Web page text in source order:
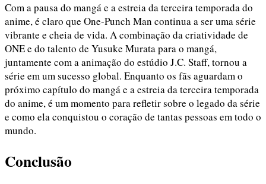
Com a pausa do mangá e a estreia da terceira temporada do
anime, é claro que One-Punch Man continua a ser uma série
vibrante e cheia de vida. A combinação da criatividade de
ONE e do talento de Yusuke Murata para o mangá,
juntamente com a animação do estúdio J.C. Staff, tornou a
série em um sucesso global. Enquanto os fãs aguardam o
próximo capítulo do mangá e a estreia da terceira temporada
do anime, é um momento para refletir sobre o legado da série
e como ela conquistou o coração de tantas pessoas em todo o
mundo.
Conclusão